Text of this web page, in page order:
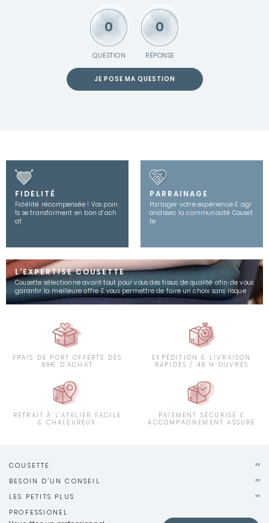
0
QUESTION
0
RÉPONSE
JE POSE MA QUESTION
FIDELITÉ
Fidélité récompensée ! Vos poin
ts se transforment en bon d’ach
at
PARRAINAGE
Partager votre expérience & agr
andissez la communauté Couset
te
L'EXPERTISE COUSETTE
Cousette sélectionne avant tout pour vous des tissus de qualité afin de vous
garantir la meilleure offre & vous permettre de faire un choix sans risque
FRAIS DE PORT OFFERTS DÈS
69€ D'ACHAT
EXPÉDITION & LIVRAISON
RAPIDES / 48 H OUVRÉS
RETRAIT À L'ATELIER FACILE
& CHALEUREUX
PAIEMENT SÉCURISÉ &
ACCOMPAGNEMENT ASSURÉ
COUSETTE
BESOIN D'UN CONSEIL
LES PETITS PLUS
PROFESSIONEL